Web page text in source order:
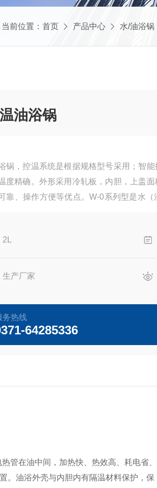
当前位置： 首页 产品中心 水/油浴锅
油浴锅
锅，控温系统是根据规格型号采用；智
度精确。外形采用冷轧板，内胆，上盖
靠、操作方便等优点。W-0系列型是水
2L
生产厂家
务热线
64285336
管在油中间，加热快、热效高、耗电省、
。油浴外壳与内胆内有隔温材料保护，保